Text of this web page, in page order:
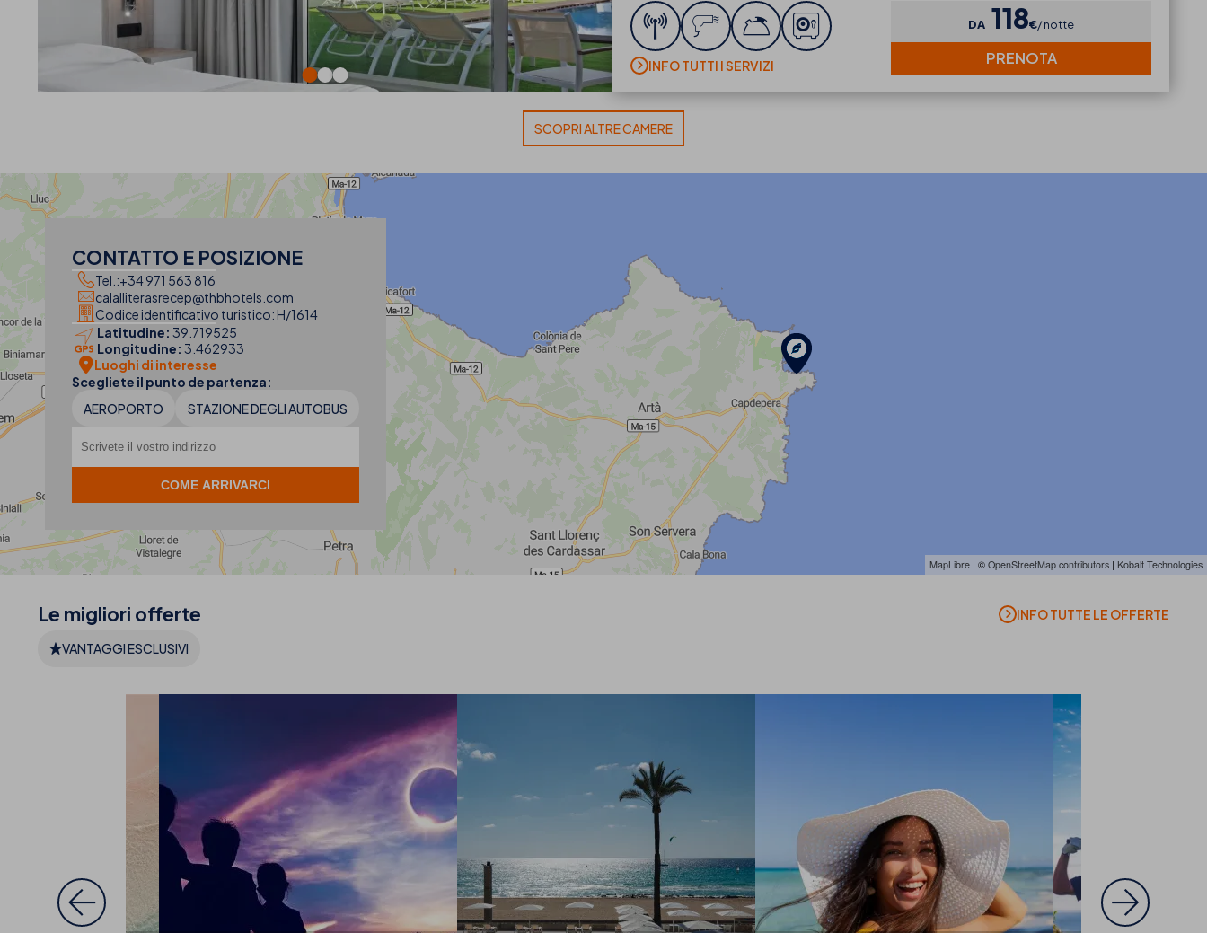
INFO TUTTI I SERVIZI
DA 118€ notte
PRENOTA
SCOPRI ALTRE CAMERE
MapLibre | © OpenStreetMap contributors | Kobalt Technologies
CONTATTO E POSIZIONE
Tel.:+34 971 563 816
calalliterasrecep@thbhotels.com
Codice identificativo turistico: H/1614
Latitudine: 39.719525
Longitudine: 3.462933
Luoghi di interesse
Scegliete il punto de partenza:
AEROPORTO
STAZIONE DEGLI AUTOBUS
Le migliori offerte INFO TUTTE LE OFFERTE
VANTAGGI ESCLUSIVI